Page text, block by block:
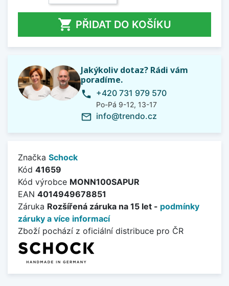
 PŘIDAT DO KOŠÍKU
Jakýkoliv dotaz? Rádi vám
poradíme.
phone +420 731 979 570
Po-Pá 9-12, 13-17
mail_outline info@trendo.cz
Značka Schock
Kód 41659
Kód výrobce MONN100SAPUR
EAN 4014949678851
Záruka Rozšířená záruka na 15 let - podmínky
záruky a více informací
Zboží pochází z oficiální distribuce pro ČR